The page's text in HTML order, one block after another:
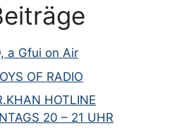
a Gfui on Air
OF RADIO
HOTLINE
20 – 21 UHR